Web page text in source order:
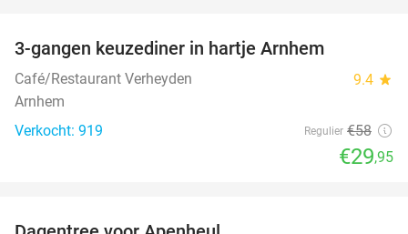
3-gangen keuzediner in hartje Arnhem
Café/Restaurant Verheyden 9.4 star
Arnhem
Verkocht: 919
Regulier €58
€29,95